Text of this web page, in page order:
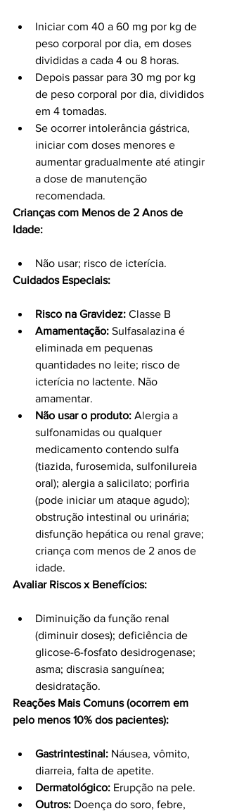
Iniciar com 40 a 60 mg por kg de
peso corporal por dia, em doses
divididas a cada 4 ou 8 horas.
Depois passar para 30 mg por kg
de peso corporal por dia, divididos
em 4 tomadas.
Se ocorrer intolerância gástrica,
iniciar com doses menores e
aumentar gradualmente até atingir
a dose de manutenção
recomendada.
Crianças com Menos de 2 Anos de
Idade:
Não usar; risco de icterícia.
Cuidados Especiais:
Risco na Gravidez: Classe B
Amamentação: Sulfasalazina é
eliminada em pequenas
quantidades no leite; risco de
icterícia no lactente. Não
amamentar.
Não usar o produto: Alergia a
sulfonamidas ou qualquer
medicamento contendo sulfa
(tiazida, furosemida, sulfonilureia
oral); alergia a salicilato; porfiria
(pode iniciar um ataque agudo);
obstrução intestinal ou urinária;
disfunção hepática ou renal grave;
criança com menos de 2 anos de
idade.
Avaliar Riscos x Benefícios:
Diminuição da função renal
(diminuir doses); deficiência de
glicose-6-fosfato desidrogenase;
asma; discrasia sanguínea;
desidratação.
Reações Mais Comuns (ocorrem em
pelo menos 10% dos pacientes):
Gastrintestinal: Náusea, vômito,
diarreia, falta de apetite.
Dermatológico: Erupção na pele.
Outros: Doença do soro, febre,